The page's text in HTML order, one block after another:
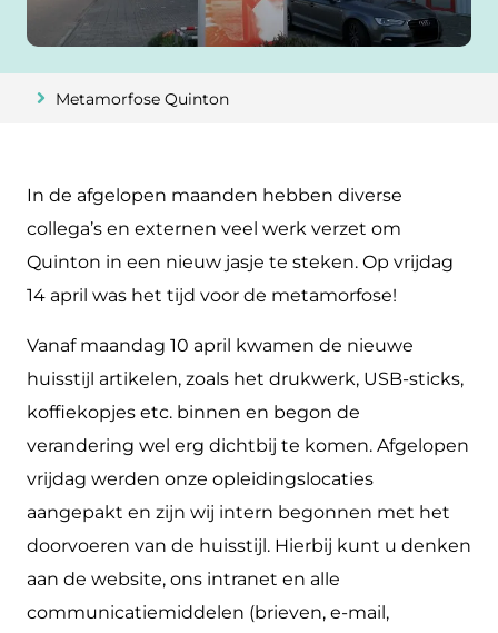
Metamorfose Quinton
In de afgelopen maanden hebben diverse
collega’s en externen veel werk verzet om
Quinton in een nieuw jasje te steken. Op vrijdag
14 april was het tijd voor de metamorfose!
Vanaf maandag 10 april kwamen de nieuwe
huisstijl artikelen, zoals het drukwerk, USB-sticks,
koffiekopjes etc. binnen en begon de
verandering wel erg dichtbij te komen. Afgelopen
vrijdag werden onze opleidingslocaties
aangepakt en zijn wij intern begonnen met het
doorvoeren van de huisstijl. Hierbij kunt u denken
aan de website, ons intranet en alle
communicatiemiddelen (brieven, e-mail,